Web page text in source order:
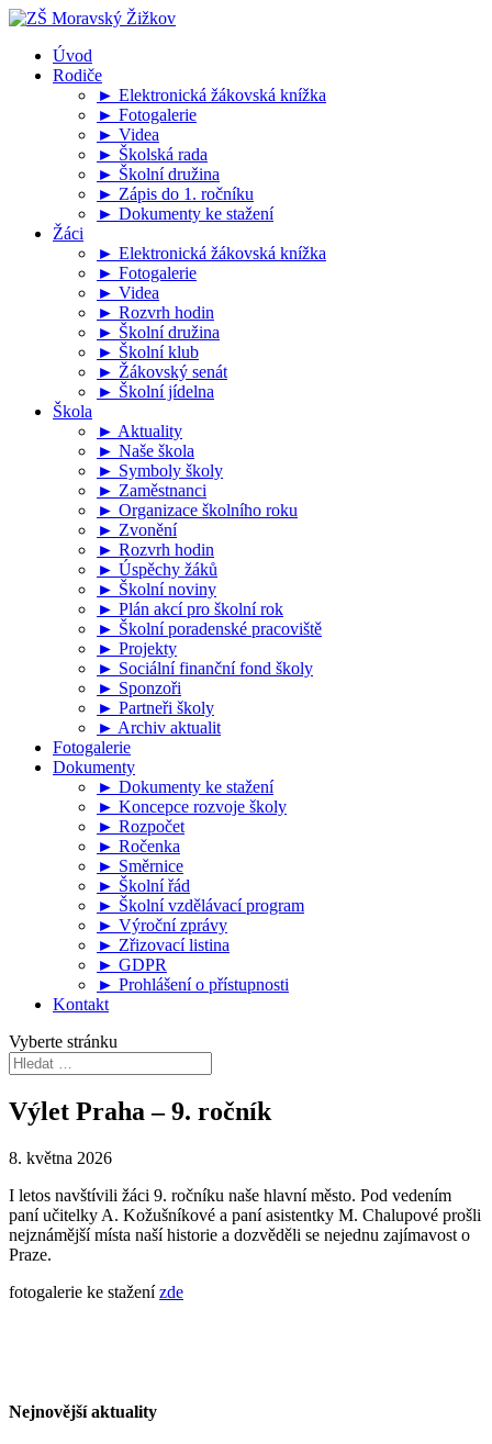
Úvod
Rodiče
► Elektronická žákovská knížka
► Fotogalerie
► Videa
► Školská rada
► Školní družina
► Zápis do 1. ročníku
► Dokumenty ke stažení
Žáci
► Elektronická žákovská knížka
► Fotogalerie
► Videa
► Rozvrh hodin
► Školní družina
► Školní klub
► Žákovský senát
► Školní jídelna
Škola
► Aktuality
► Naše škola
► Symboly školy
► Zaměstnanci
► Organizace školního roku
► Zvonění
► Rozvrh hodin
► Úspěchy žáků
► Školní noviny
► Plán akcí pro školní rok
► Školní poradenské pracoviště
► Projekty
► Sociální finanční fond školy
► Sponzoři
► Partneři školy
► Archiv aktualit
Fotogalerie
Dokumenty
► Dokumenty ke stažení
► Koncepce rozvoje školy
► Rozpočet
► Ročenka
► Směrnice
► Školní řád
► Školní vzdělávací program
► Výroční zprávy
► Zřizovací listina
► GDPR
► Prohlášení o přístupnosti
Kontakt
Vyberte stránku
Výlet Praha – 9. ročník
8. května 2026
I letos navštívili žáci 9. ročníku naše hlavní město. Pod vedením
paní učitelky A. Kožušníkové a paní asistentky M. Chalupové prošli
nejznámější místa naší historie a dozvěděli se nejednu zajímavost o
Praze.
fotogalerie ke staženízde
Nejnovější aktuality